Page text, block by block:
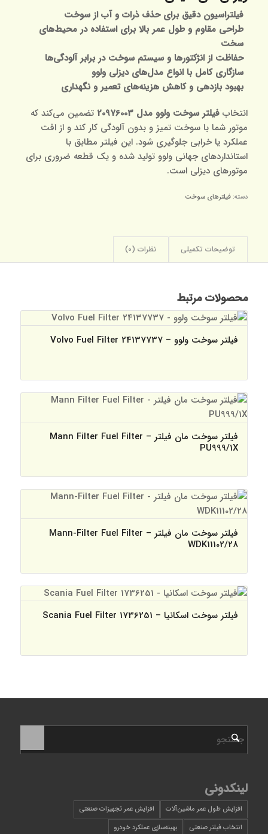
فیلتراسیون دقیق برای حذف ذرات و آب از سوخت
طراحی مقاوم و طول عمر بالا برای استفاده در محیط‌های
سخت
حفاظت از انژکتورها و سیستم سوخت در برابر آلودگی‌ها
سازگاری کامل با انواع مدل‌های دیزلی ولوو
بهبود بازدهی و کاهش هزینه‌های تعمیر و نگهداری
انتخاب فیلتر سوخت ولوو مدل 20976003
تضمین می‌کند که
موتور شما با سوخت تمیز و بدون آلودگی کار کند و از افت
عملکرد یا خرابی جلوگیری شود. این فیلتر مطابق با
استانداردهای جهانی ولوو تولید شده و یک قطعه ضروری برای
موتورهای دیزلی است.
دسته: فیلترهای سوخت
توضیحات تکمیلی نظرات (0)
محصولات مرتبط
فیلتر سوخت ولوو – Volvo Fuel Filter 24137737
فیلتر سوخت مان فیلتر – Mann Filter Fuel Filter
PU999/1X
فیلتر سوخت مان فیلتر – Mann-Filter Fuel Filter
WDK11102/28
فیلتر سوخت اسکانیا – Scania Fuel Filter 1736251
لینکدونی
افزایش طول عمر ماشین‌آلات
افزایش عمر تجهیزات صنعتی
انتخاب فیلتر صنعتی
بهینه‌سازی عملکرد خودرو